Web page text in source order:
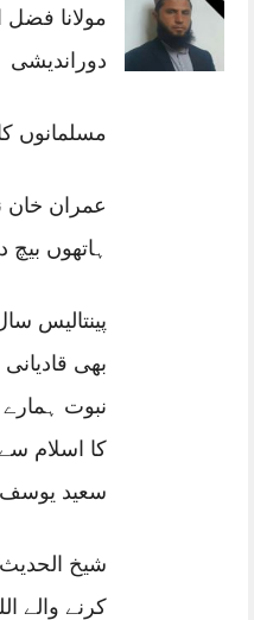
مولانا
دوراندیشی
مسلمانوں
عمران خان
ہاتھوں
پینتالیس
بھی
نبوت ہمارے
کا اسلام
سعید یوسف
شیخ
کرنے والے